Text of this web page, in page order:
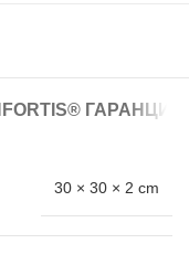
FORTIS®
30 × 30 × 2 cm